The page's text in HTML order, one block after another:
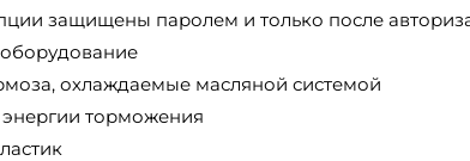
защищены паролем и только после
охлаждаемые масляной системой
торможения